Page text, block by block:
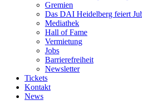
Gremien
Das DAI Heidelberg feiert
Mediathek
Hall of Fame
Vermietung
Jobs
Barrierefreiheit
Newsletter
Tickets
Kontakt
News